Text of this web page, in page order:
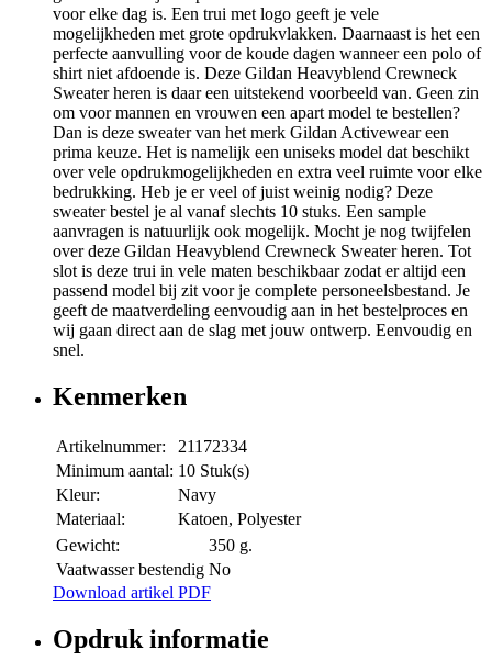
voor elke dag is. Een trui met logo geeft je vele
mogelijkheden met grote opdrukvlakken. Daarnaast is het een
perfecte aanvulling voor de koude dagen wanneer een polo of
shirt niet afdoende is. Deze Gildan Heavyblend Crewneck
Sweater heren is daar een uitstekend voorbeeld van. Geen zin
om voor mannen en vrouwen een apart model te bestellen?
Dan is deze sweater van het merk Gildan Activewear een
prima keuze. Het is namelijk een uniseks model dat beschikt
over vele opdrukmogelijkheden en extra veel ruimte voor elke
bedrukking. Heb je er veel of juist weinig nodig? Deze
sweater bestel je al vanaf slechts 10 stuks. Een sample
aanvragen is natuurlijk ook mogelijk. Mocht je nog twijfelen
over deze Gildan Heavyblend Crewneck Sweater heren. Tot
slot is deze trui in vele maten beschikbaar zodat er altijd een
passend model bij zit voor je complete personeelsbestand. Je
geeft de maatverdeling eenvoudig aan in het bestelproces en
wij gaan direct aan de slag met jouw ontwerp. Eenvoudig en
snel.
Kenmerken
Artikelnummer:
21172334
Minimum aantal: 10 Stuk(s)
Kleur:
Navy
Materiaal:
Katoen, Polyester
Gewicht:
350 g.
Vaatwasser bestendig No
Download artikel PDF
Opdruk informatie